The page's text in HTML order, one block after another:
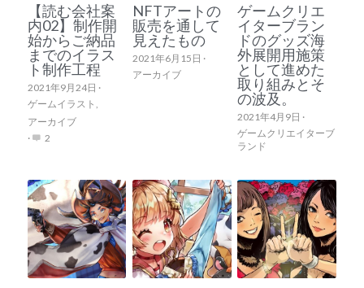
【読む会社案
内02】制作開
始からご納品
までのイラス
ト制作工程
2021年9月24日 ·
ゲームイラスト,
アーカイブ
·
2
NFTアートの
販売を通して
見えたもの
2021年6月15日 ·
アーカイブ
ゲームクリエ
イターブラン
ドのグッズ海
外展開用施策
として進めた
取り組みとそ
の波及。
2021年4月9日 ·
ゲームクリエイターブ
ランド